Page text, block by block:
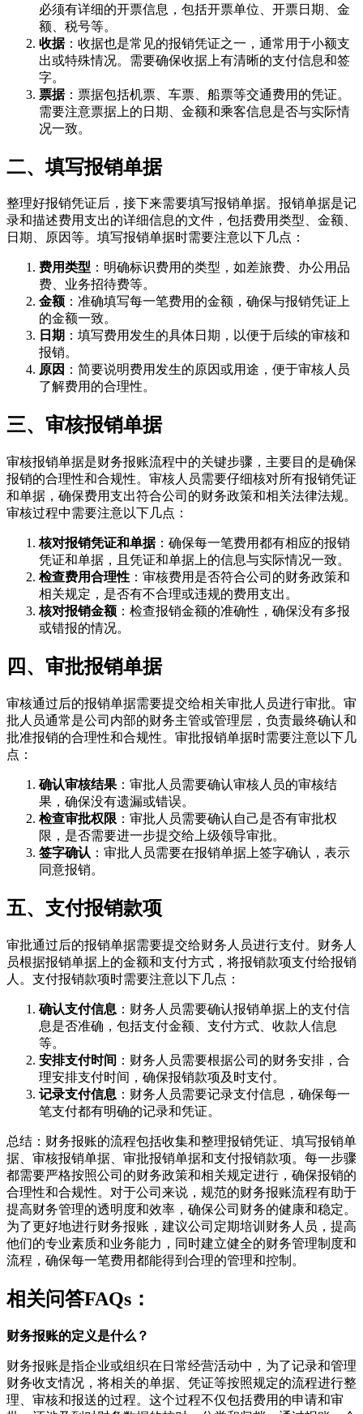
必须有详细的开票信息，包括开票单位、开票日期、金
额、税号等。
收据：收据也是常见的报销凭证之一，通常用于小额支
出或特殊情况。需要确保收据上有清晰的支付信息和签
字。
票据：票据包括机票、车票、船票等交通费用的凭证。
需要注意票据上的日期、金额和乘客信息是否与实际情
况一致。
二、填写报销单据
整理好报销凭证后，接下来需要填写报销单据。报销单据是记
录和描述费用支出的详细信息的文件，包括费用类型、金额、
日期、原因等。填写报销单据时需要注意以下几点：
费用类型 ：明确标识费用的类型，如差旅费、办公用品
费、业务招待费等。
金额 ：准确填写每一笔费用的金额，确保与报销凭证上
的金额一致。
日期 ：填写费用发生的具体日期，以便于后续的审核和
报销。
原因 ：简要说明费用发生的原因或用途，便于审核人员
了解费用的合理性。
三、审核报销单据
审核报销单据是财务报账流程中的关键步骤，主要目的是确保
报销的合理性和合规性。审核人员需要仔细核对所有报销凭证
和单据，确保费用支出符合公司的财务政策和相关法律法规。
审核过程中需要注意以下几点：
核对报销凭证和单据：确保每一笔费用都有相应的报销
凭证和单据，且凭证和单据上的信息与实际情况一致。
检查费用合理性 ：审核费用是否符合公司的财务政策和
相关规定，是否有不合理或违规的费用支出。
核对报销金额 ：检查报销金额的准确性，确保没有多报
或错报的情况。
四、审批报销单据
审核通过后的报销单据需要提交给相关审批人员进行审批。审
批人员通常是公司内部的财务主管或管理层，负责最终确认和
批准报销的合理性和合规性。审批报销单据时需要注意以下几
点：
确认审核结果 ：审批人员需要确认审核人员的审核结
果，确保没有遗漏或错误。
检查审批权限 ：审批人员需要确认自己是否有审批权
限，是否需要进一步提交给上级领导审批。
签字确认 ：审批人员需要在报销单据上签字确认，表示
同意报销。
五、支付报销款项
审批通过后的报销单据需要提交给财务人员进行支付。财务人
员根据报销单据上的金额和支付方式，将报销款项支付给报销
人。支付报销款项时需要注意以下几点：
确认支付信息 ：财务人员需要确认报销单据上的支付信
息是否准确，包括支付金额、支付方式、收款人信息
等。
安排支付时间 ：财务人员需要根据公司的财务安排，合
理安排支付时间，确保报销款项及时支付。
记录支付信息 ：财务人员需要记录支付信息，确保每一
笔支付都有明确的记录和凭证。
总结：财务报账的流程包括收集和整理报销凭证、填写报销单
据、审核报销单据、审批报销单据和支付报销款项。每一步骤
都需要严格按照公司的财务政策和相关规定进行，确保报销的
合理性和合规性。对于公司来说，规范的财务报账流程有助于
提高财务管理的透明度和效率，确保公司财务的健康和稳定。
为了更好地进行财务报账，建议公司定期培训财务人员，提高
他们的专业素质和业务能力，同时建立健全的财务管理制度和
流程，确保每一笔费用都能得到合理的管理和控制。
相关问答FAQs：
财务报账的定义是什么？
财务报账是指企业或组织在日常经营活动中，为了记录和管理
财务收支情况，将相关的单据、凭证等按照规定的流程进行整
理、审核和报送的过程。这个过程不仅包括费用的申请和审